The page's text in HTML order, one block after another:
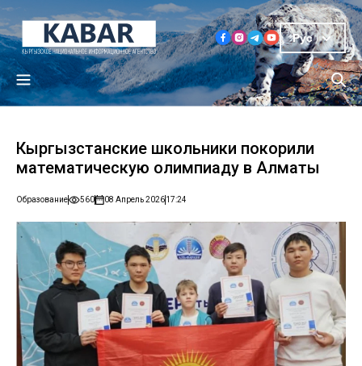
Рус
Кыргызстанские школьники покорили
математическую олимпиаду в Алматы
Образование 560 08 Апрель 202617:24